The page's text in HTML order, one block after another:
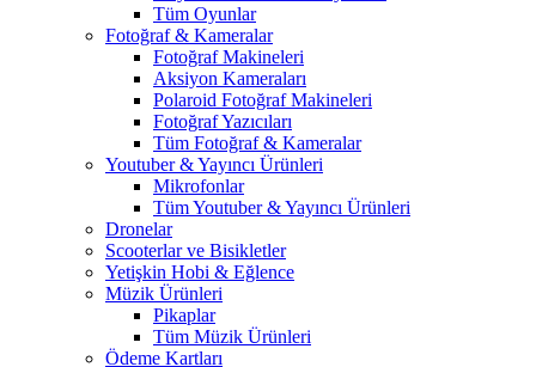
Tüm Oyunlar
Fotoğraf & Kameralar
Fotoğraf Makineleri
Aksiyon Kameraları
Polaroid Fotoğraf Makineleri
Fotoğraf Yazıcıları
Tüm Fotoğraf & Kameralar
Youtuber & Yayıncı Ürünleri
Mikrofonlar
Tüm Youtuber & Yayıncı Ürünleri
Dronelar
Scooterlar ve Bisikletler
Yetişkin Hobi & Eğlence
Müzik Ürünleri
Pikaplar
Tüm Müzik Ürünleri
Ödeme Kartları